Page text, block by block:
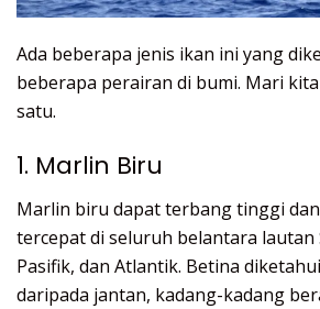
Ada beberapa jenis ikan ini yang
beberapa perairan di bumi. Mari
satu.
1. Marlin Biru
Marlin biru dapat terbang tinggi
tercepat di seluruh belantara lautan
Pasifik, dan Atlantik. Betina
daripada jantan, kadang-kadang